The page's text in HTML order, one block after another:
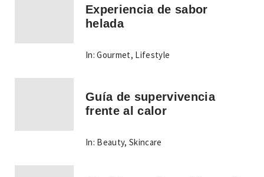
Experiencia de sabor
helada
In: Gourmet, Lifestyle
Guía de supervivencia
frente al calor
In: Beauty,Skincare